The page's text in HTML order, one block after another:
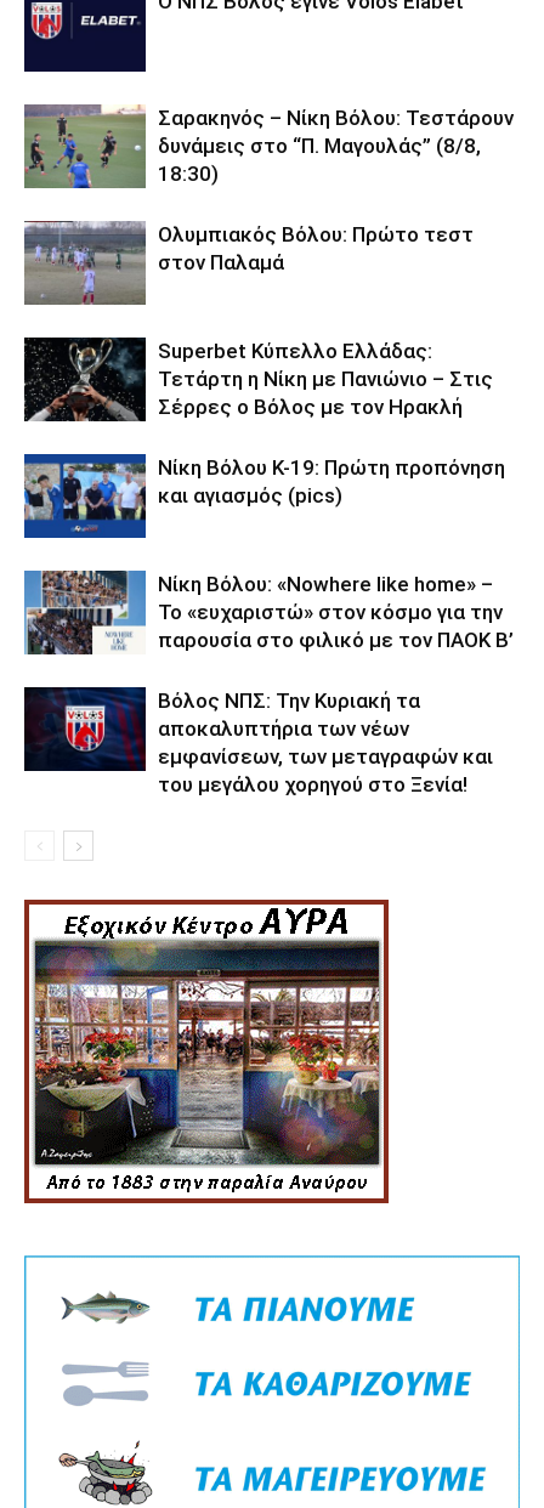
Σαρακηνός – Νίκη Βόλου: Τεστάρουν
δυνάμεις στο “Π. Μαγουλάς” (8/8,
18:30)
Ολυμπιακός Βόλου: Πρώτο τεστ
στον Παλαμά
Superbet Κύπελλο Ελλάδας:
Τετάρτη η Νίκη με Πανιώνιο – Στις
Σέρρες ο Βόλος με τον Ηρακλή
Νίκη Βόλου Κ-19: Πρώτη προπόνηση
και αγιασμός (pics)
Νίκη Βόλου: «Nowhere like home» –
Το «ευχαριστώ» στον κόσμο για την
παρουσία στο φιλικό με τον ΠΑΟΚ Β’
Βόλος ΝΠΣ: Την Κυριακή τα
αποκαλυπτήρια των νέων
εμφανίσεων, των μεταγραφών και
του μεγάλου χορηγού στο Ξενία!